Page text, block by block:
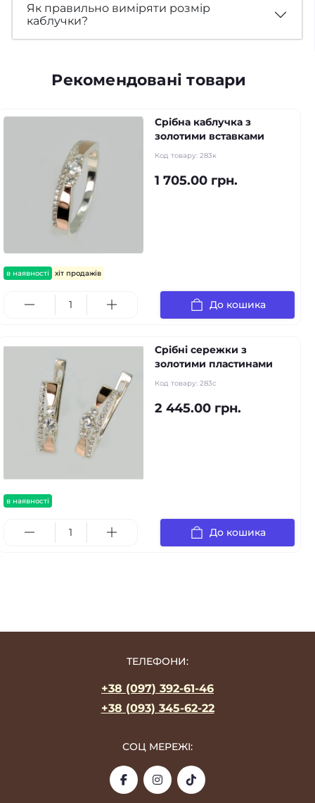
Як правильно виміряти розмір
каблучки?
Рекомендовані товари
в наявності хіт продажів
Срібна каблучка з
золотими вставками
Код товару: 283к
1 705.00 грн.
До кошика
в наявності
Срібні сережки з
золотими пластинами
Код товару: 283с
2 445.00 грн.
До кошика
ТЕЛЕФОНИ:
+38 (097) 392-61-46
+38 (093) 345-62-22
СОЦ МЕРЕЖІ: